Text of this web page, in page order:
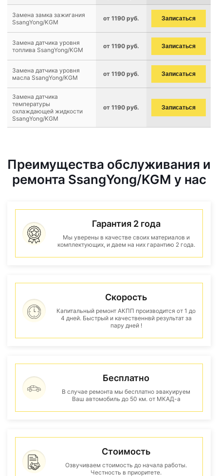
Замена замка зажигания
SsangYong/KGM
от 1190 руб. Записаться
Замена датчика уровня
топлива SsangYong/KGM
от 1190 руб. Записаться
Замена датчика уровня
масла SsangYong/KGM
от 1190 руб. Записаться
Замена датчика
температуры
охлаждающей жидкости
SsangYong/KGM
от 1190 руб. Записаться
Преимущества обслуживания и
ремонта SsangYong/KGM у нас
Гарантия 2 года
Мы уверены в качестве своих материалов и
комплектующих, и даем на них гарантию 2 года.
Скорость
Капитальный ремонт АКПП производится от 1 до
4 дней. Быстрый и качественнвй результат за
пару дней !
Бесплатно
В случае ремонта мы бесплатно эвакуируем
Ваш автомобиль до 50 км. от МКАД-а
Стоимость
Озвучиваем стоимость до начала работы.
Честность в приоритете.